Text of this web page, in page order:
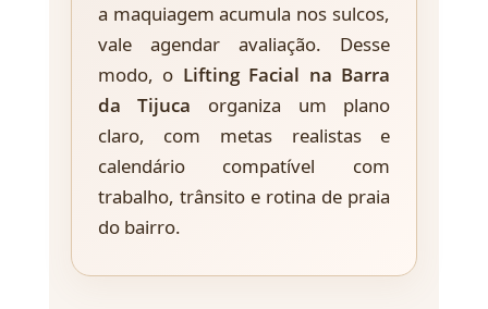
a maquiagem acumula nos sulcos,
vale agendar avaliação. Desse
modo, o Lifting Facial na Barra
da Tijuca organiza um plano
claro, com metas realistas e
calendário compatível com
trabalho, trânsito e rotina de praia
do bairro.